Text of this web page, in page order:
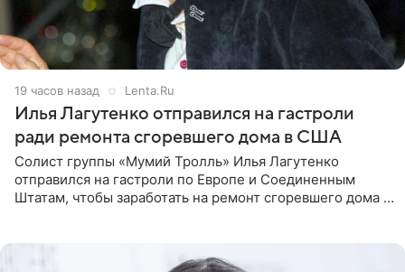
19 часов назад Lenta.Ru
Илья Лагутенко отправился на гастроли
ради ремонта сгоревшего дома в США
Солист группы «Мумий Тролль» Илья Лагутенко
отправился на гастроли по Европе и Соединенным
Штатам, чтобы заработать на ремонт сгоревшего дома в